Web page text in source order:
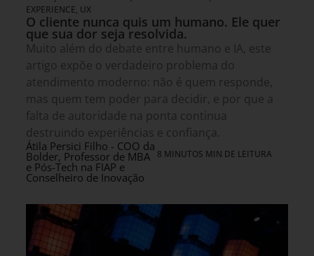
EXPERIENCE, UX
O cliente nunca quis um humano. Ele quer
que sua dor seja resolvida.
Muito além do debate entre humano e IA, este
artigo expõe o verdadeiro problema do
atendimento moderno: não é quem responde,
mas quem tem poder para decidir, e por que a
falta de autoridade na ponta continua
destruindo experiências e confiança.
Átila Persici Filho - COO da
Bolder, Professor de MBA
e Pós-Tech na FIAP e
Conselheiro de Inovação
8 MINUTOS MIN DE LEITURA